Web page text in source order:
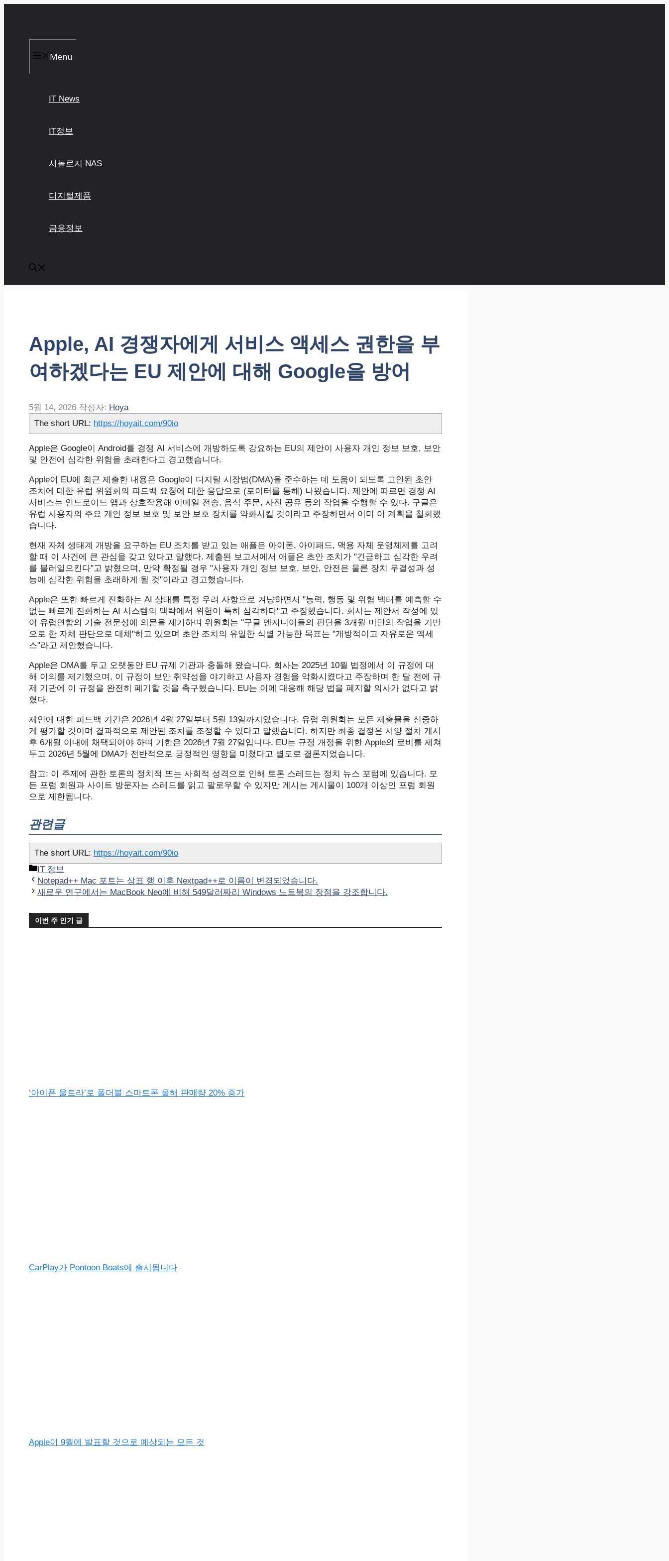
Menu
IT News
IT정보
시놀로지 NAS
디지털제품
금융정보
Apple, AI 경쟁자에게 서비스 액세스 권한을 부
여하겠다는 EU 제안에 대해 Google을 방어
5월 14, 2026 작성자: Hoya
The short URL: https://hoyait.com/90io
Apple은 Google이 Android를 경쟁 AI 서비스에 개방하도록 강요하는 EU의 제안이 사용자 개인 정보 보호, 보안
및 안전에 심각한 위험을 초래한다고 경고했습니다.
Apple이 EU에 최근 제출한 내용은 Google이 디지털 시장법(DMA)을 준수하는 데 도움이 되도록 고안된 초안
조치에 대한 유럽 위원회의 피드백 요청에 대한 응답으로 (로이터를 통해) 나왔습니다. 제안에 따르면 경쟁 AI
서비스는 안드로이드 앱과 상호작용해 이메일 전송, 음식 주문, 사진 공유 등의 작업을 수행할 수 있다. 구글은
유럽 사용자의 주요 개인 정보 보호 및 보안 보호 장치를 약화시킬 것이라고 주장하면서 이미 이 계획을 철회했
습니다.
현재 자체 생태계 개방을 요구하는 EU 조치를 받고 있는 애플은 아이폰, 아이패드, 맥용 자체 운영체제를 고려
할 때 이 사건에 큰 관심을 갖고 있다고 말했다. 제출된 보고서에서 애플은 초안 조치가 "긴급하고 심각한 우려
를 불러일으킨다"고 밝혔으며, 만약 확정될 경우 "사용자 개인 정보 보호, 보안, 안전은 물론 장치 무결성과 성
능에 심각한 위험을 초래하게 될 것"이라고 경고했습니다.
Apple은 또한 빠르게 진화하는 AI 상태를 특정 우려 사항으로 겨냥하면서 "능력, 행동 및 위협 벡터를 예측할 수
없는 빠르게 진화하는 AI 시스템의 맥락에서 위험이 특히 심각하다"고 주장했습니다. 회사는 제안서 작성에 있
어 유럽연합의 기술 전문성에 의문을 제기하며 위원회는 "구글 엔지니어들의 판단을 3개월 미만의 작업을 기반
으로 한 자체 판단으로 대체"하고 있으며 초안 조치의 유일한 식별 가능한 목표는 "개방적이고 자유로운 액세
스"라고 제안했습니다.
Apple은 DMA를 두고 오랫동안 EU 규제 기관과 충돌해 왔습니다. 회사는 2025년 10월 법정에서 이 규정에 대
해 이의를 제기했으며, 이 규정이 보안 취약성을 야기하고 사용자 경험을 악화시켰다고 주장하며 한 달 전에 규
제 기관에 이 규정을 완전히 폐기할 것을 촉구했습니다. EU는 이에 대응해 해당 법을 폐지할 의사가 없다고 밝
혔다.
제안에 대한 피드백 기간은 2026년 4월 27일부터 5월 13일까지였습니다. 유럽 위원회는 모든 제출물을 신중하
게 평가할 것이며 결과적으로 제안된 조치를 조정할 수 있다고 말했습니다. 하지만 최종 결정은 사양 절차 개시
후 6개월 이내에 채택되어야 하며 기한은 2026년 7월 27일입니다. EU는 규정 개정을 위한 Apple의 로비를 제쳐
두고 2026년 5월에 DMA가 전반적으로 긍정적인 영향을 미쳤다고 별도로 결론지었습니다.
참고: 이 주제에 관한 토론의 정치적 또는 사회적 성격으로 인해 토론 스레드는 정치 뉴스 포럼에 있습니다. 모
든 포럼 회원과 사이트 방문자는 스레드를 읽고 팔로우할 수 있지만 게시는 게시물이 100개 이상인 포럼 회원
으로 제한됩니다.
관련글
The short URL: https://hoyait.com/90io
카
테
고
IT 정보
Notepad++ Mac 포트는 상표 행 이후 Nextpad++로 이름이 변경되었습니다.
새로운 연구에서는 MacBook Neo에 비해 549달러짜리 Windows 노트북의 장점을 강조합니다.
이번 주 인기 글
‘아이폰 울트라’로 폴더블 스마트폰 올해 판매량 20% 증가
CarPlay가 Pontoon Boats에 출시됩니다
Apple이 9월에 발표할 것으로 예상되는 모든 것